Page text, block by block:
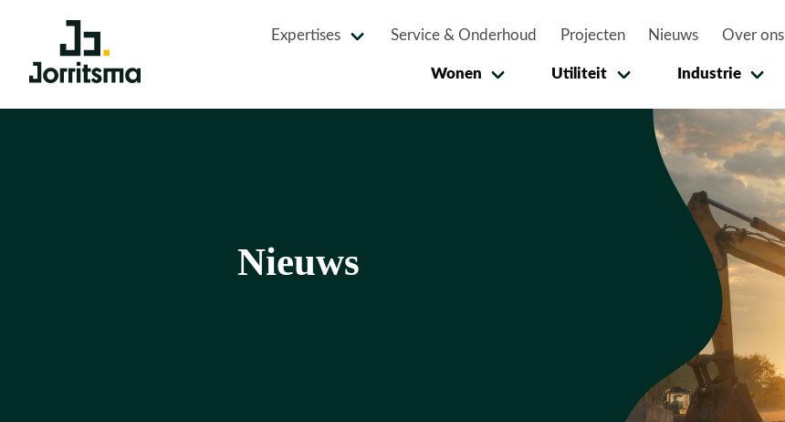
Expertises Service & Onderhoud Projecten Nieuws Over ons
Wonen Utiliteit Industrie
Nieuws